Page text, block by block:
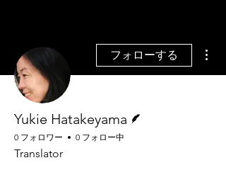
フォローする
Yukie Hatakeyama
0 フォロワー 0 フォロー中
Translator